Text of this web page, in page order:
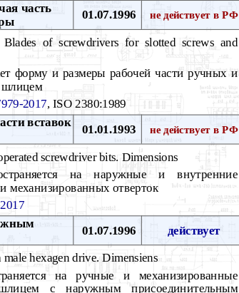
часть
01.07.1996 не действует в РФ
of screwdrivers for slotted screws and
форму и размеры рабочей части ручных и
шлицем
2017, ISO 2380:1989
вставок
01.01.1993 не действует в РФ
screwdriver bits. Dimensions
на наружные и внутренние
механизированных отверток
01.07.1996 действует
hexagen drive. Dimensiens
на ручные и механизированные
с наружным присоединительным